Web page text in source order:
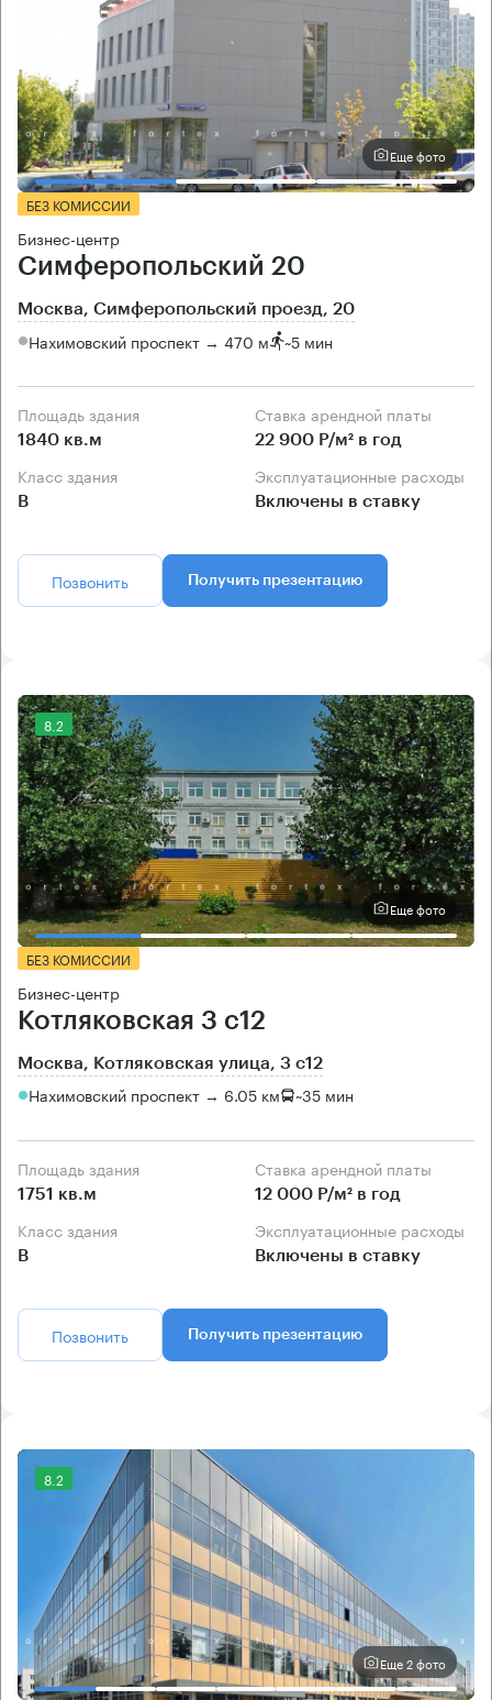
Еще фото
БЕЗ КОМИССИИ
Бизнес-центр
Симферопольский 20
Москва, Симферопольский проезд, 20
Нахимовский проспект → 470 м ~5 мин
Площадь здания
1840 кв.м
Ставка арендной платы
22 900 Р/м² в год
Класс здания
B
Эксплуатационные расходы
Включены в ставку
Позвонить Получить презентацию
8.2
Еще фото
БЕЗ КОМИССИИ
Бизнес-центр
Котляковская 3 с12
Москва, Котляковская улица, 3 с12
Нахимовский проспект → 6.05 км ~35 мин
Площадь здания
1751 кв.м
Ставка арендной платы
12 000 Р/м² в год
Класс здания
B
Эксплуатационные расходы
Включены в ставку
Позвонить Получить презентацию
8.2
Еще 2 фото